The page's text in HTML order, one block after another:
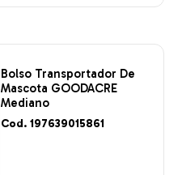
Bolso Transportador De
Mascota GOODACRE
Mediano
Cod. 197639015861